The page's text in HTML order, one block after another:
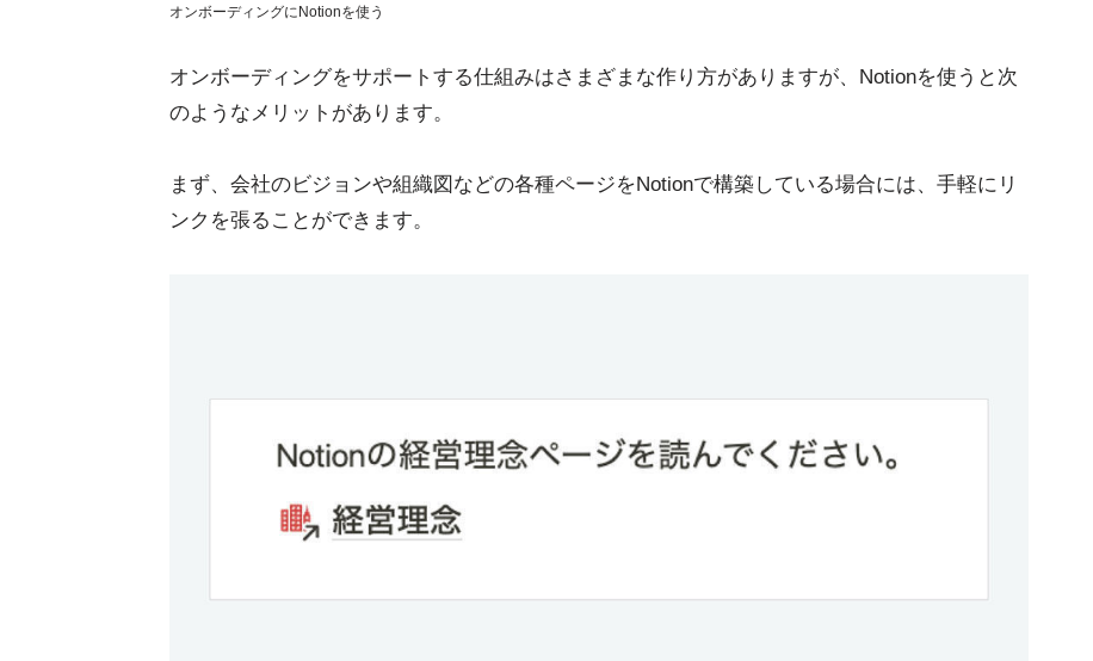
オンボーディングにNotionを使う
オンボーディングをサポートする仕組みはさまざまな作り方がありますが、Notionを使うと次
のようなメリットがあります。
まず、会社のビジョンや組織図などの各種ページをNotionで構築している場合には、手軽にリ
ンクを張ることができます。